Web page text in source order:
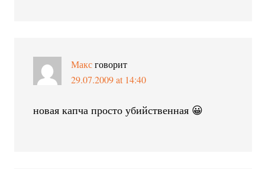
Макс говорит
29.07.2009 at 14:40
новая капча просто убийственная 😀